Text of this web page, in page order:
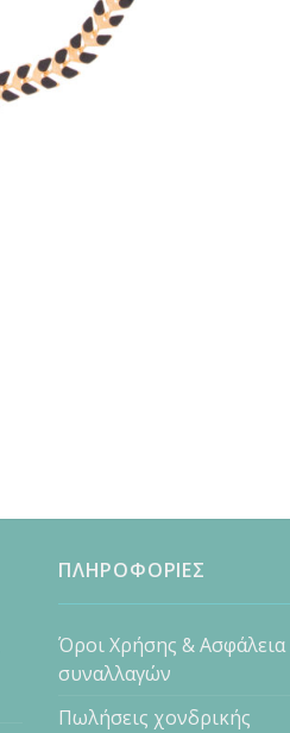
ΠΛΗΡΟΦΟΡΙΕΣ
Όροι Χρήσης & Ασφάλεια
συναλλαγών
Πωλήσεις χονδρικής